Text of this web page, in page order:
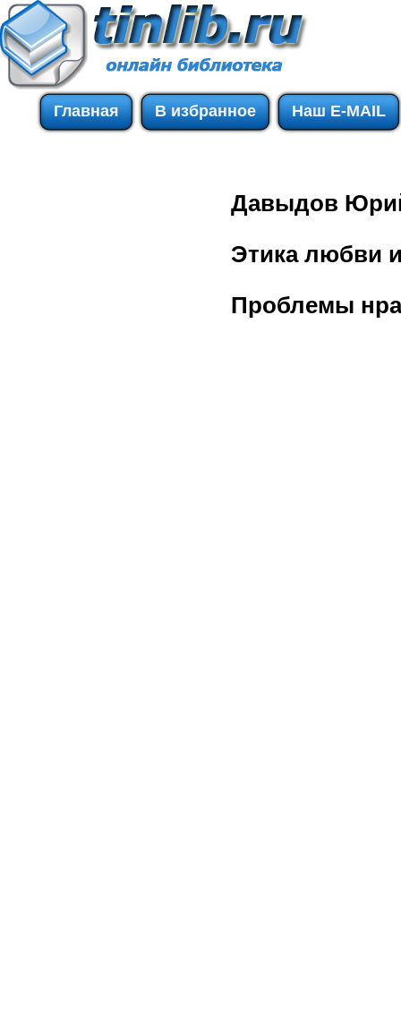
Главная В избранное Наш E-MAIL
Давыдов
Этика любви
Проблемы